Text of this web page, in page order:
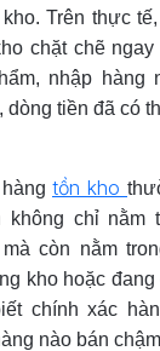
Trên thực
chặt chẽ
nhập hàng
, dòng tiền đã có
tồn kho
chỉ nằm
còn nằm
kho hoặc
chính xác
nào bán